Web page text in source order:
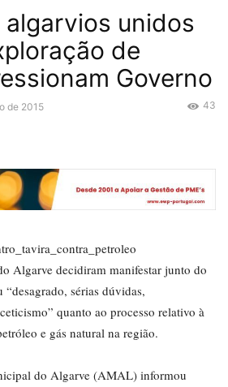
unidos
de
Governo
de 2015 43
Algarve decidiram manifestar junto do
sérias dúvidas,
quanto ao processo relativo à
e gás natural na região.
do Algarve (AMAL) informou